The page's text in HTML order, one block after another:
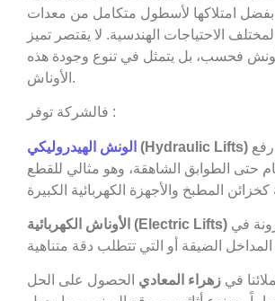
بفضل امتلاكها لأسطول متكامل من معدات
الاحتياجات الهندسية. لا يقتصر تميز
فحسب، بل يتمثل في تنوع وجودة هذه
الأوناش.
فالشركة توفر :
الونش الهيدروليكي (Hydraulic Lifts)
تام حتى الطوابق الشاهقة، وهو مثالي للقطع
الأوناش الكهربائية (Electric Lifts)
في زهراء المعادي الحصول على الحل